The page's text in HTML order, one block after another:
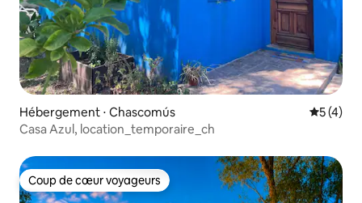
Hébergement ⋅ Chascomús
5 (4)
Casa Azul, location_temporaire_ch
Coup de cœur voyageurs
Coup de cœur voyageurs